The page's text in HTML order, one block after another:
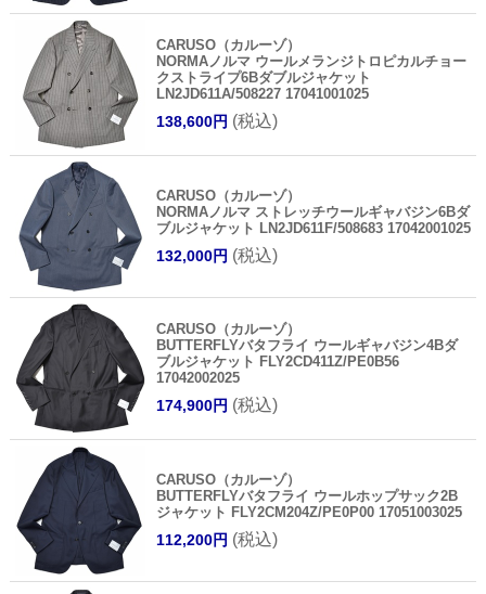
CARUSO（カルーゾ）
NORMAノルマ ウールメランジトロピカルチョー
クストライプ6Bダブルジャケット
LN2JD611A/508227 17041001025
138,600円 (税込)
CARUSO（カルーゾ）
NORMAノルマ ストレッチウールギャバジン6Bダ
ブルジャケット LN2JD611F/508683 17042001025
132,000円 (税込)
CARUSO（カルーゾ）
BUTTERFLYバタフライ ウールギャバジン4Bダ
ブルジャケット FLY2CD411Z/PE0B56
17042002025
174,900円 (税込)
CARUSO（カルーゾ）
BUTTERFLYバタフライ ウールホップサック2B
ジャケット FLY2CM204Z/PE0P00 17051003025
112,200円 (税込)